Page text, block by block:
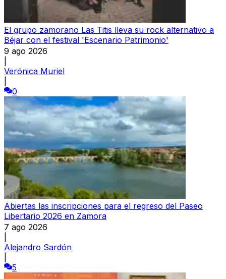
El grupo zamorano Las Titis lleva su rock alternativo a
Béjar con el festival 'Escenario Patrimonio'
9 ago 2026
Verónica Muriel
0
Abiertas las inscripciones para el regreso del Paseo
Libertario 2026 en Zamora
7 ago 2026
Alejandro Sardón
5